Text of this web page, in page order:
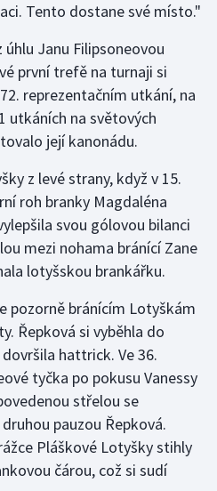
Tento dostane své místo."
Janu Filipsoneovou
první trefě na turnaji si
reprezentačním utkání, na
utkáních na světových
její kanonádu.
z levé strany, když v 15.
roh branky Magdaléna
svou gólovou bilanci
mezi nohama bránící Zane
lotyšskou brankářku.
pozorně bránícím Lotyškám
Řepková si vyběhla do
hattrick. Ve 36.
tyčka po pokusu Vanessy
střelou se
pauzou Řepková.
Pláškové Lotyšky stihly
čárou, což si sudí